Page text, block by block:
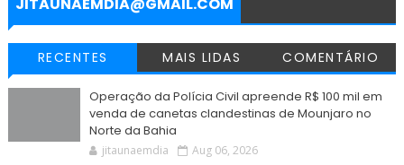
JITAUNAEMDIA@GMAIL.COM
RECENTES MAIS LIDAS COMENTÁRIO
Operação da Polícia Civil apreende R$ 100 mil em
venda de canetas clandestinas de Mounjaro no
Norte da Bahia
jitaunaemdia Aug 06, 2026